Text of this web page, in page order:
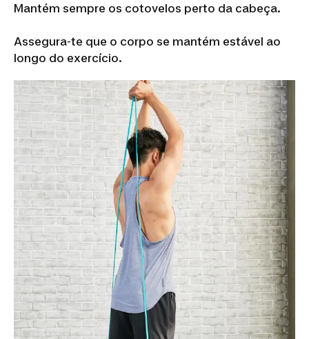
Mantém sempre os cotovelos perto da cabeça.
Assegura-te que o corpo se mantém estável ao
longo do exercício.